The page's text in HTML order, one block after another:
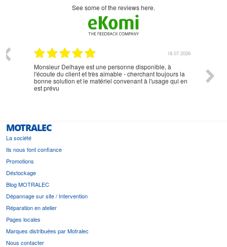
see some of the reviews here.
18.07.2026
Monsieur Delhaye est une personne disponible, à
l'écoute du client et très aimable - cherchant toujours la
bonne solution et le matériel convenant à l'usage qui en
est prévu
MOTRALEC
La société
Ils nous font confiance
Promotions
Déstockage
Blog MOTRALEC
Dépannage sur site / Intervention
Réparation en atelier
Pages locales
Marques distribuées par Motralec
Nous contacter